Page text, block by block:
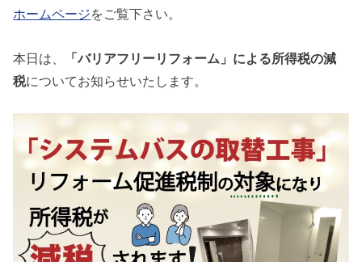
ホームページをご覧下さい。
本日は、
「バリアフリーリフォーム」による所得税の減
税についてお知らせいたします。